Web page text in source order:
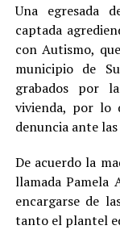
Una egresada
captada
con Autismo,
municipio de
grabados por
vivienda, por lo
denuncia ante
De acuerdo la
llamada Pamela
encargarse de
tanto el plantel